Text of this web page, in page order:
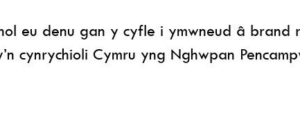
eu denu gan y cyfle i ymwneud â brand
cynrychioli Cymru yng Nghwpan